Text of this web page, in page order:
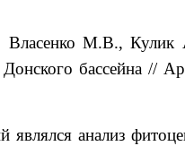
Власенко М.В., Кулик
Донского бассейна
являлся анализ